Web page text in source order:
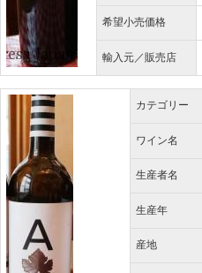
希望小売価格
輸入元／販売店
カテゴリー
ワイン名
生産者名
生産年
産地